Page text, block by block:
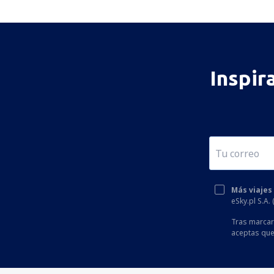
Más
eSky.pl
Tras
aceptas